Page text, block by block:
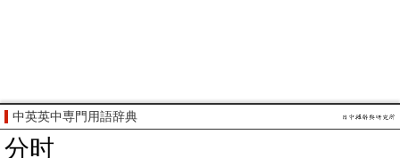
中英英中専門用語辞典
分时